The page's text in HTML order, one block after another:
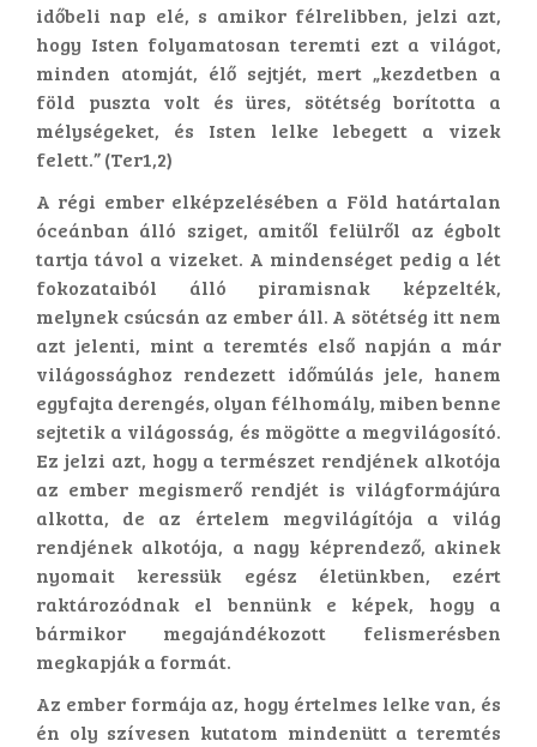
időbeli nap elé, s amikor félrelibben, jelzi azt,
hogy Isten folyamatosan teremti ezt a világot,
minden atomját, élő sejtjét, mert „kezdetben a
föld puszta volt és üres, sötétség borította a
mélységeket, és Isten lelke lebegett a vizek
felett.” (Ter1,2)
A régi ember elképzelésében a Föld határtalan
óceánban álló sziget, amitől felülről az égbolt
tartja távol a vizeket. A mindenséget pedig a lét
fokozataiból álló piramisnak képzelték,
melynek csúcsán az ember áll. A sötétség itt nem
azt jelenti, mint a teremtés első napján a már
világossághoz rendezett időmúlás jele, hanem
egyfajta derengés, olyan félhomály, miben benne
sejtetik a világosság, és mögötte a megvilágosító.
Ez jelzi azt, hogy a természet rendjének alkotója
az ember megismerő rendjét is világformájúra
alkotta, de az értelem megvilágítója a világ
rendjének alkotója, a nagy képrendező, akinek
nyomait keressük egész életünkben, ezért
raktározódnak el bennünk e képek, hogy a
bármikor megajándékozott felismerésben
megkapják a formát.
Az ember formája az, hogy értelmes lelke van, és
én oly szívesen kutatom mindenütt a teremtés